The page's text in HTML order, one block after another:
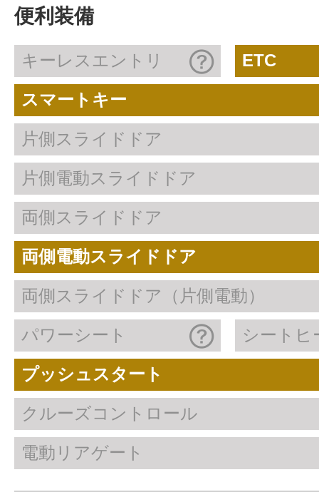
便利装備
キーレスエントリ ETC
スマートキー
片側スライドドア
片側電動スライドドア
両側スライドドア
両側電動スライドドア
両側スライドドア（片側電動）
パワーシート シートヒ
プッシュスタート
クルーズコントロール
電動リアゲート